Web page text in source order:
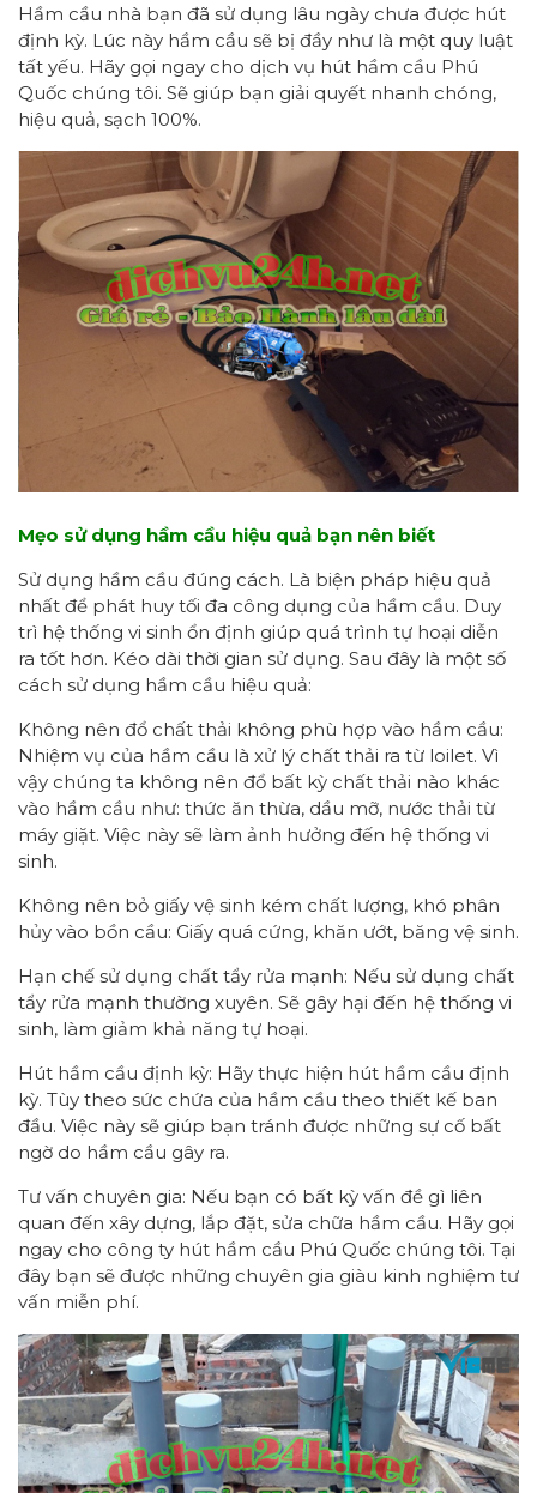
Hầm cầu nhà bạn đã sử dụng lâu ngày chưa được hút
định kỳ. Lúc này hầm cầu sẽ bị đầy như là một quy luật
tất yếu. Hãy gọi ngay cho dịch vụ hút hầm cầu Phú
Quốc chúng tôi. Sẽ giúp bạn giải quyết nhanh chóng,
hiệu quả, sạch 100%.
Mẹo sử dụng hầm cầu hiệu quả bạn nên biết
Sử dụng hầm cầu đúng cách. Là biện pháp hiệu quả
nhất để phát huy tối đa công dụng của hầm cầu. Duy
trì hệ thống vi sinh ổn định giúp quá trình tự hoại diễn
ra tốt hơn. Kéo dài thời gian sử dụng. Sau đây là một số
cách sử dụng hầm cầu hiệu quả:
Không nên đổ chất thải không phù hợp vào hầm cầu:
Nhiệm vụ của hầm cầu là xử lý chất thải ra từ loilet. Vì
vậy chúng ta không nên đổ bất kỳ chất thải nào khác
vào hầm cầu như: thức ăn thừa, dầu mỡ, nước thải từ
máy giặt. Việc này sẽ làm ảnh hưởng đến hệ thống vi
sinh.
Không nên bỏ giấy vệ sinh kém chất lượng, khó phân
hủy vào bồn cầu: Giấy quá cứng, khăn ướt, băng vệ sinh.
Hạn chế sử dụng chất tẩy rửa mạnh: Nếu sử dụng chất
tẩy rửa mạnh thường xuyên. Sẽ gây hại đến hệ thống vi
sinh, làm giảm khả năng tự hoại.
Hút hầm cầu định kỳ: Hãy thực hiện hút hầm cầu định
kỳ. Tùy theo sức chứa của hầm cầu theo thiết kế ban
đầu. Việc này sẽ giúp bạn tránh được những sự cố bất
ngờ do hầm cầu gây ra.
Tư vấn chuyên gia: Nếu bạn có bất kỳ vấn đề gì liên
quan đến xây dựng, lắp đặt, sửa chữa hầm cầu. Hãy gọi
ngay cho công ty hút hầm cầu Phú Quốc chúng tôi. Tại
đây bạn sẽ được những chuyên gia giàu kinh nghiệm tư
vấn miễn phí.